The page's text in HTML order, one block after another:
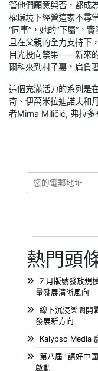
管他們願意與否，都成
權環境下經營這家不尋
“同事”，她的“下屬”，
且在父親的全力支持下
目光投向禁果——新來
爾科來到村子裏，肩負
這個充滿活力的系列是
奇、伊萬米拉迪諾夫和
者Mirna Miličić, 弗拉多
熱門頭
7 月版號發放規
量發展清晰風向
線下沉浸樂園開
發展新方向
Kalypso Media
第八屆 “講好中
啟動